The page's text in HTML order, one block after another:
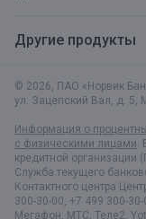
© 2026, ПАО «Норвик
ул. Зацепский Вал, д. 5,
Информация о
с физическими лицами.
кредитной
Служба текущего
Контактного центра
300-30-00, +7 499 300-
Мегафон, МТС, Теле2,
Другие продукты